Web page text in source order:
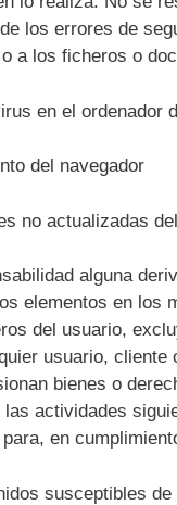
los errores de
a los ficheros o
en el ordenador
del navegador
no actualizadas
alguna
elementos en los
del usuario,
usuario,
bienes o
actividades
en
susceptibles